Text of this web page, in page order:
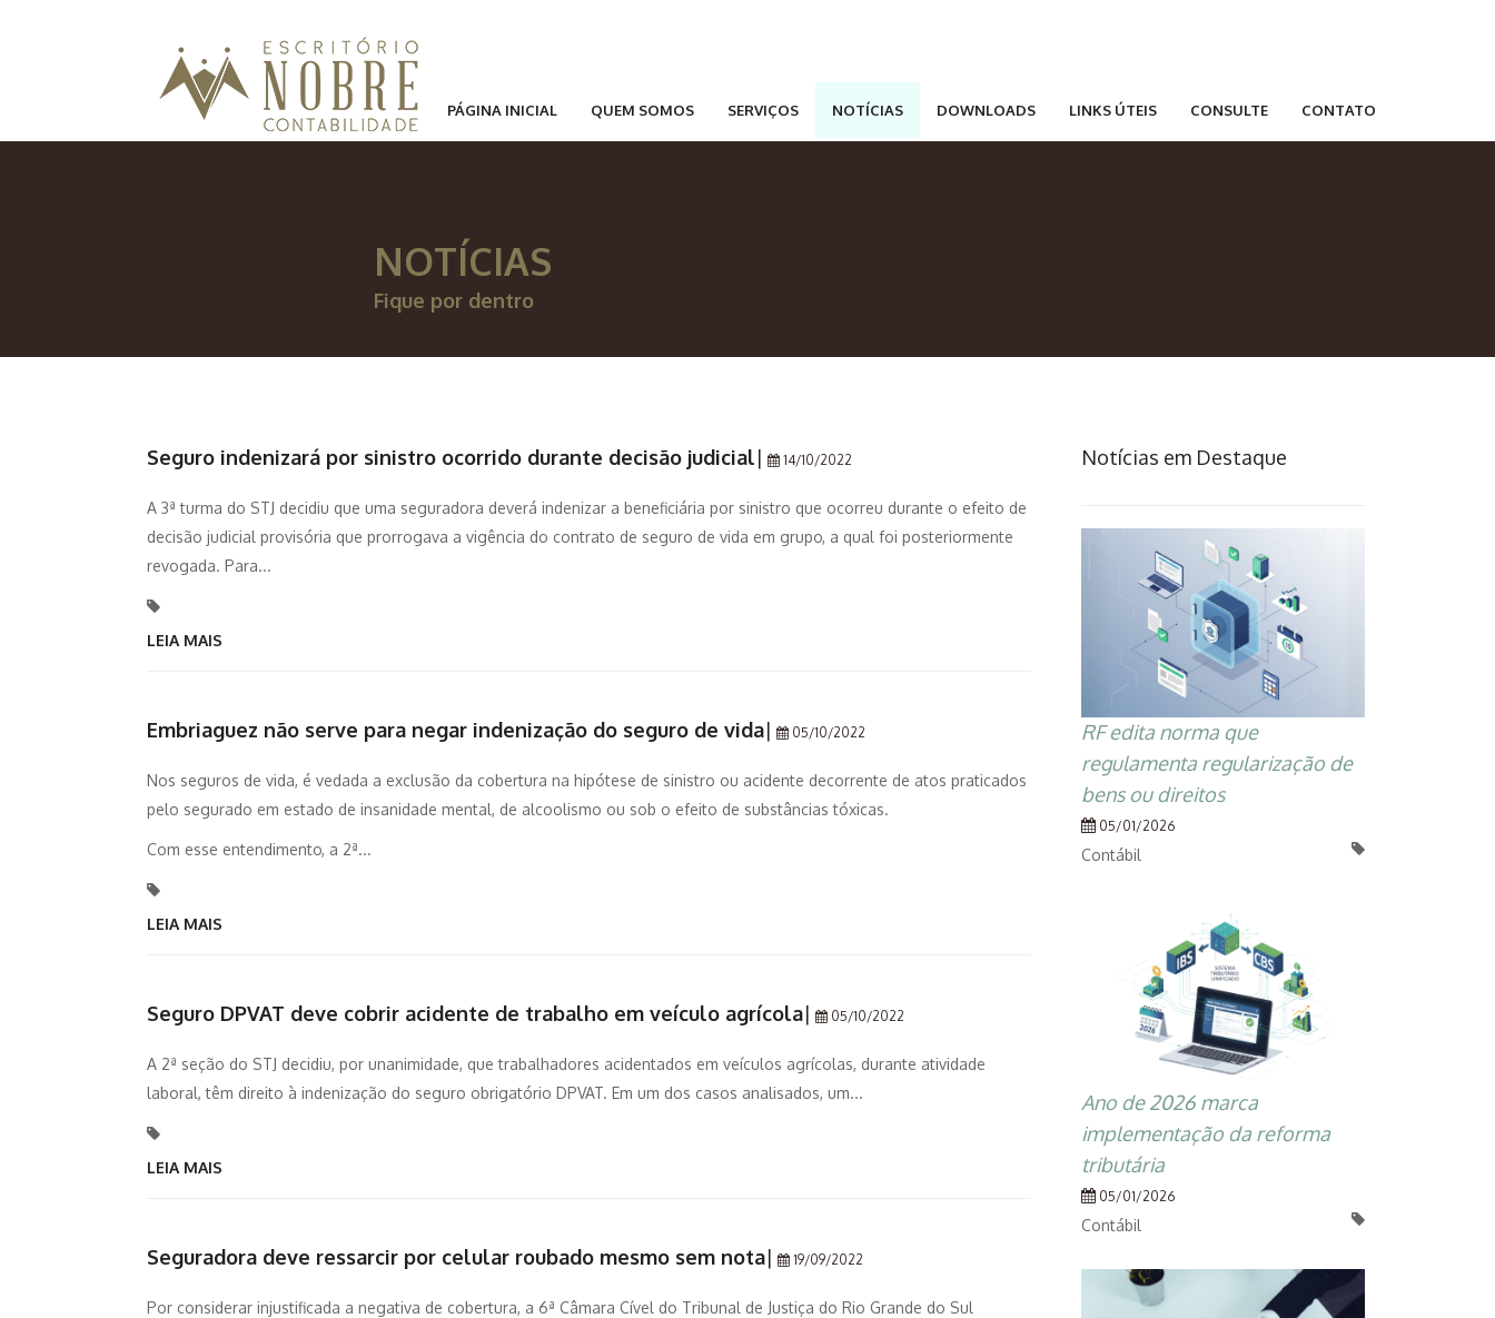
PÁGINA INICIAL QUEM SOMOS SERVIÇOS NOTÍCIAS DOWNLOADS LINKS ÚTEIS CONSULTE CONTATO
NOTÍCIAS
Fique por dentro
Seguro indenizará por sinistro ocorrido durante decisão judicial| 14/10/2022
A 3ª turma do STJ decidiu que uma seguradora deverá indenizar a beneficiária por sinistro que ocorreu durante o efeito de
decisão judicial provisória que prorrogava a vigência do contrato de seguro de vida em grupo, a qual foi posteriormente
revogada. Para...
LEIA MAIS
Embriaguez não serve para negar indenização do seguro de vida| 05/10/2022
Nos seguros de vida, é vedada a exclusão da cobertura na hipótese de sinistro ou acidente decorrente de atos praticados
pelo segurado em estado de insanidade mental, de alcoolismo ou sob o efeito de substâncias tóxicas.
Com esse entendimento, a 2ª...
LEIA MAIS
Seguro DPVAT deve cobrir acidente de trabalho em veículo agrícola| 05/10/2022
A 2ª seção do STJ decidiu, por unanimidade, que trabalhadores acidentados em veículos agrícolas, durante atividade
laboral, têm direito à indenização do seguro obrigatório DPVAT. Em um dos casos analisados, um...
LEIA MAIS
Seguradora deve ressarcir por celular roubado mesmo sem nota| 19/09/2022
Por considerar injustificada a negativa de cobertura, a 6ª Câmara Cível do Tribunal de Justiça do Rio Grande do Sul
Notícias em Destaque
RF edita norma que
regulamenta regularização de
bens ou direitos
05/01/2026
Contábil
Ano de 2026 marca
implementação da reforma
tributária
05/01/2026
Contábil